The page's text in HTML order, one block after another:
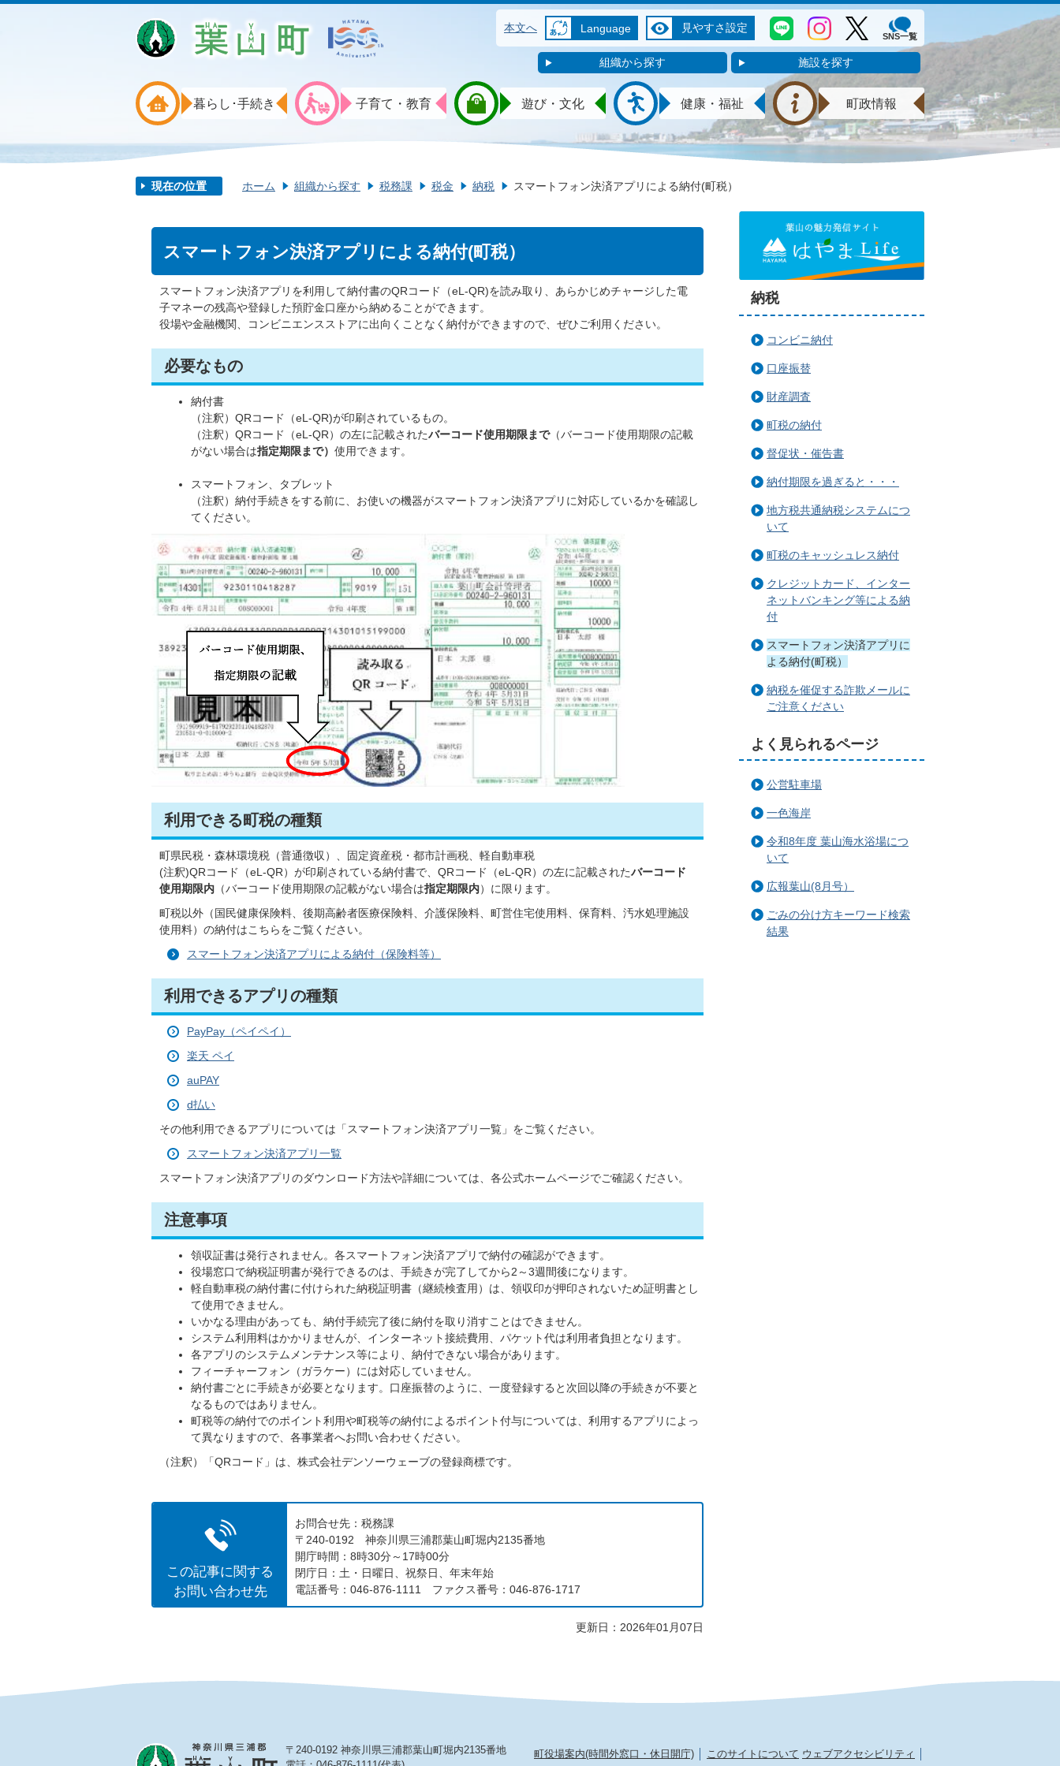
本文へ Language 見やすさ設定
SNS一覧
組織から探す 施設を探す
暮らし･手続き 子育て・教育 遊び・文化 健康・福祉 町政情報
現在の位置 ホーム 組織から探す 税務課 税金 納税 スマートフォン決済アプリによる納付(町税）
スマートフォン決済アプリによる納付(町税）
スマートフォン決済アプリを利用して納付書のQRコード（eL-QR)を読み取り、あらかじめチャージした電
子マネーの残高や登録した預貯金口座から納めることができます。
役場や金融機関、コンビニエンスストアに出向くことなく納付ができますので、ぜひご利用ください。
必要なもの
納付書
（注釈）QRコード（eL-QR)が印刷されているもの。
（注釈）QRコード（eL-QR）の左に記載されたバーコード使用期限まで（バーコード使用期限の記載
がない場合は指定期限まで） 使用できます。
スマートフォン、タブレット
（注釈）納付手続きをする前に、お使いの機器がスマートフォン決済アプリに対応しているかを確認し
てください。
利用できる町税の種類
町県民税・森林環境税（普通徴収）、固定資産税・都市計画税、軽自動車税
(注釈)QRコード（eL-QR）が印刷されている納付書で、QRコード（eL-QR）の左に記載されたバーコード
使用期限内 （バーコード使用期限の記載がない場合は指定期限内）に限ります。
町税以外（国民健康保険料、後期高齢者医療保険料、介護保険料、町営住宅使用料、保育料、汚水処理施設
使用料）の納付はこちらをご覧ください。
スマートフォン決済アプリによる納付（保険料等）
利用できるアプリの種類
PayPay（ペイペイ）
楽天 ペイ
auPAY
d払い
その他利用できるアプリについては「スマートフォン決済アプリ一覧」をご覧ください。
スマートフォン決済アプリ一覧
スマートフォン決済アプリのダウンロード方法や詳細については、各公式ホームページでご確認ください。
注意事項
領収証書は発行されません。各スマートフォン決済アプリで納付の確認ができます。
役場窓口で納税証明書が発行できるのは、手続きが完了してから2～3週間後になります。
軽自動車税の納付書に付けられた納税証明書（継続検査用）は、領収印が押印されないため証明書とし
て使用できません。
いかなる理由があっても、納付手続完了後に納付を取り消すことはできません。
システム利用料はかかりませんが、インターネット接続費用、パケット代は利用者負担となります。
各アプリのシステムメンテナンス等により、納付できない場合があります。
フィーチャーフォン（ガラケー）には対応していません。
納付書ごとに手続きが必要となります。口座振替のように、一度登録すると次回以降の手続きが不要と
なるものではありません。
町税等の納付でのポイント利用や町税等の納付によるポイント付与については、利用するアプリによっ
て異なりますので、各事業者へお問い合わせください。
（注釈）「QRコード」は、株式会社デンソーウェーブの登録商標です。
この記事に関する
お問い合わせ先
お問合せ先：税務課
〒240-0192 神奈川県三浦郡葉山町堀内2135番地
開庁時間：8時30分～17時00分
閉庁日：土・日曜日、祝祭日、年末年始
電話番号：046-876-1111 ファクス番号：046-876-1717
更新日：2026年01月07日
納税
コンビニ納付
口座振替
財産調査
町税の納付
督促状・催告書
納付期限を過ぎると・・・
地方税共通納税システムにつ
いて
町税のキャッシュレス納付
クレジットカード、インター
ネットバンキング等による納
付
スマートフォン決済アプリに
よる納付(町税）
納税を催促する詐欺メールに
ご注意ください
よく見られるページ
公営駐車場
一色海岸
令和8年度 葉山海水浴場につ
いて
広報葉山(8月号）
ごみの分け方キーワード検索
結果
〒240-0192 神奈川県三浦郡葉山町堀内2135番地
町役場案内(時間外窓口・休日開庁) このサイトについて ウェブアクセシビリティ